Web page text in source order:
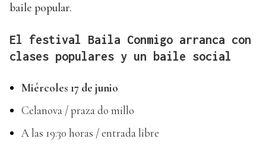
baile popular.
El festival Baila Conmigo arranca con
clases populares y un baile social
Miércoles 17 de junio
Celanova / praza do millo
A las 19:30 horas / entrada libre